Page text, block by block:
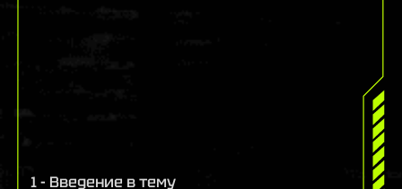
1 - Введение в тему